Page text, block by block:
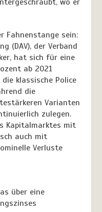
wo er
Fahnenstange sein:
(DAV), der Verband
hat sich für eine
ab 2021
klassische Police
die
Varianten
zulegen.
Kapitalmarktes mit
auch mit
Verluste
über eine